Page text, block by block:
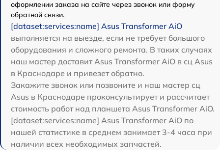
оформлении заказа на сайте через звонок или форму
обратной связи.
[dataset:services:name] Asus Transformer AiO
выполняется на выезде, если не требует большого
оборудования и сложного ремонта. В таких случаях
наш мастер доставит Asus Transformer AiO в сц Asus
в Краснодаре и привезет обратно.
Закажите звонок или позвоните и наш мастер сц
Asus в Краснодаре проконсультирует и рассчитает
стоимость работ над планшета Asus Transformer AiO.
[dataset:services:name] Asus Transformer AiO по
нашей статистике в среднем занимает 3-4 часа при
наличии всех необходимых запчастей.